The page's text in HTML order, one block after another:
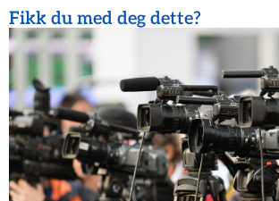
Fikk du med deg dette?